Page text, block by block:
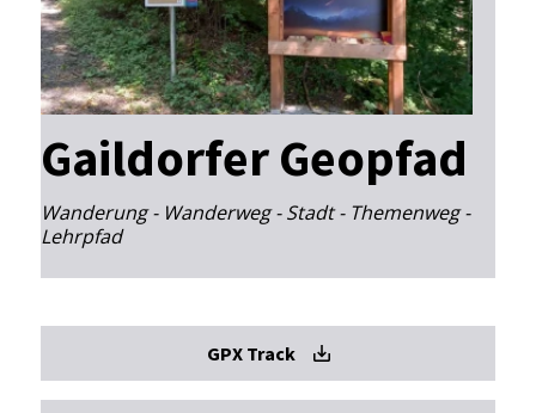
Stadtführungen
Events & Tickets
Ausflugsziele
Erlebnisse
Wein
Radfahren
Wandern
Gaildorfer Geopfad
Wanderung - Wanderweg - Stadt - Themenweg -
Lehrpfad
GPX Track